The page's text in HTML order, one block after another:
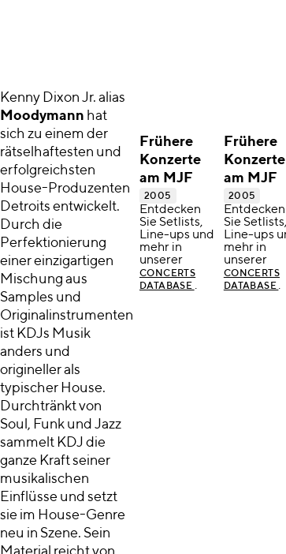
Kenny Dixon Jr. alias
Moodymann hat
sich zu einem der
rätselhaftesten und
erfolgreichsten
House-Produzenten
Detroits entwickelt.
Durch die
Perfektionierung
einer einzigartigen
Mischung aus
Samples und
Originalinstrumenten
ist KDJs Musik
anders und
origineller als
typischer House.
Durchtränkt von
Soul, Funk und Jazz
sammelt KDJ die
ganze Kraft seiner
musikalischen
Einflüsse und setzt
sie im House-Genre
neu in Szene. Sein
Frühere
Konzerte
am MJF
2005
Entdecken
Sie Setlists,
Line-ups und
mehr in
unserer
CONCERTS
DATABASE .
Frühere
Konzerte
am MJF
2005
Entdecken
Sie Setlists,
Line-ups
mehr in
unserer
CONCERTS
DATABASE .